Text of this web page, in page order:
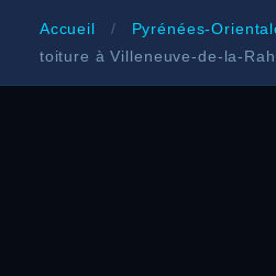
Accueil / Pyrénées-
toiture à Villeneuve-de-la-